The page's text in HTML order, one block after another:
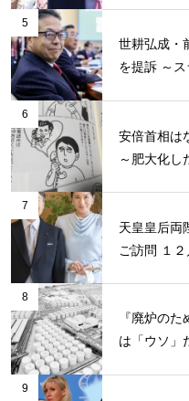
5
世耕弘成・
を提訴 ～
6
安倍首相は
～肥大化し
7
天皇皇后両
ご訪問 １
8
『廃炉のた
は「ウソ」
9